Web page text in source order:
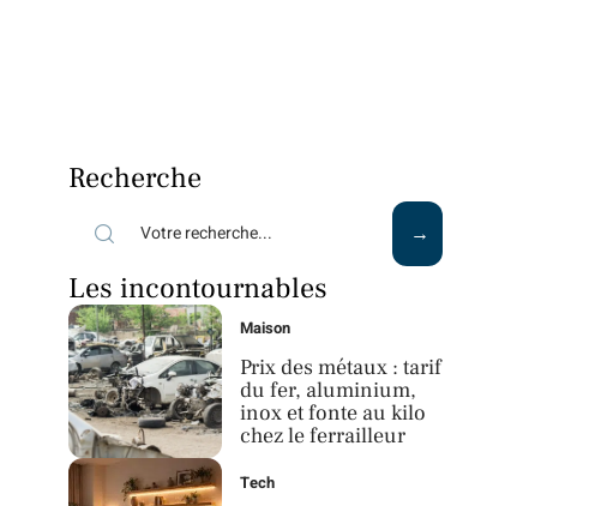
Recherche
Les incontournables
Maison
Prix des métaux : tarif
du fer, aluminium,
inox et fonte au kilo
chez le ferrailleur
Tech